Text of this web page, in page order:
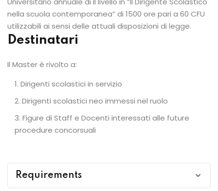
nella scuola contemporanea” di 1500 ore pari a 60 CFU
utilizzabili ai sensi delle attuali disposizioni di legge.
Destinatari
Il Master è rivolto a:
Dirigenti scolastici in servizio
Dirigenti scolastici neo immessi nel ruolo
Figure di Staff e Docenti interessati alle future
procedure concorsuali
Requirements